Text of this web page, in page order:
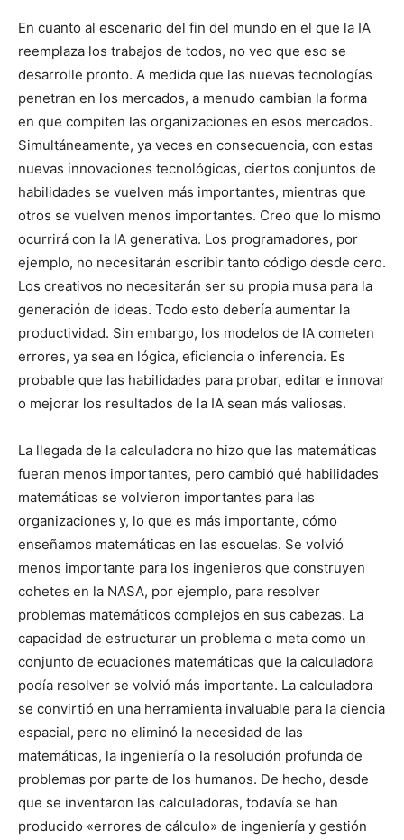
En cuanto al escenario del fin del mundo en el que la IA
reemplaza los trabajos de todos, no veo que eso se
desarrolle pronto. A medida que las nuevas tecnologías
penetran en los mercados, a menudo cambian la forma
en que compiten las organizaciones en esos mercados.
Simultáneamente, ya veces en consecuencia, con estas
nuevas innovaciones tecnológicas, ciertos conjuntos de
habilidades se vuelven más importantes, mientras que
otros se vuelven menos importantes. Creo que lo mismo
ocurrirá con la IA generativa. Los programadores, por
ejemplo, no necesitarán escribir tanto código desde cero.
Los creativos no necesitarán ser su propia musa para la
generación de ideas. Todo esto debería aumentar la
productividad. Sin embargo, los modelos de IA cometen
errores, ya sea en lógica, eficiencia o inferencia. Es
probable que las habilidades para probar, editar e innovar
o mejorar los resultados de la IA sean más valiosas.
La llegada de la calculadora no hizo que las matemáticas
fueran menos importantes, pero cambió qué habilidades
matemáticas se volvieron importantes para las
organizaciones y, lo que es más importante, cómo
enseñamos matemáticas en las escuelas. Se volvió
menos importante para los ingenieros que construyen
cohetes en la NASA, por ejemplo, para resolver
problemas matemáticos complejos en sus cabezas. La
capacidad de estructurar un problema o meta como un
conjunto de ecuaciones matemáticas que la calculadora
podía resolver se volvió más importante. La calculadora
se convirtió en una herramienta invaluable para la ciencia
espacial, pero no eliminó la necesidad de las
matemáticas, la ingeniería o la resolución profunda de
problemas por parte de los humanos. De hecho, desde
que se inventaron las calculadoras, todavía se han
producido «errores de cálculo» de ingeniería y gestión